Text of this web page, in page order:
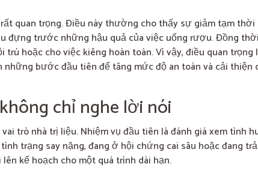
quan trọng. Điều này thường cho thấy sự giảm tạm thời
đựng trước những hậu quả của việc uống rượu. Đồng
hoặc cho việc kiêng hoàn toàn. Vì vậy, điều quan trọng
bước đầu tiên để tăng mức độ an toàn và cải thiện
chỉ nghe lời nói
trò nhà trị liệu. Nhiệm vụ đầu tiên là đánh giá xem tình
trạng say nặng, đang ở hội chứng cai sâu hoặc đang
kế hoạch cho một quá trình dài hạn.